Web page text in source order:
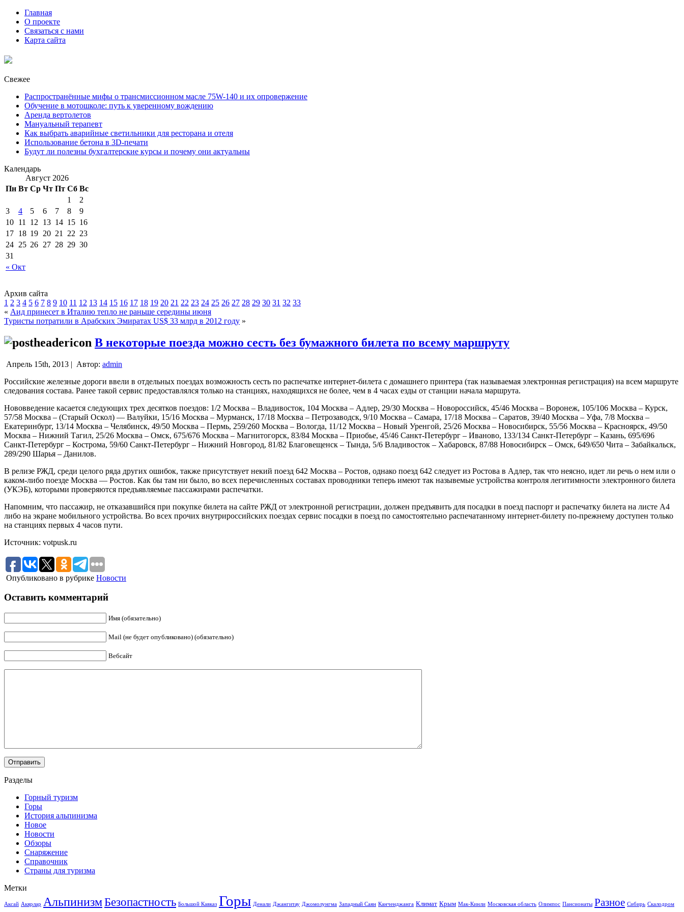
Главная
О проекте
Связаться с нами
Карта сайта
Свежее
Распространённые мифы о трансмиссионном масле 75W-140 и их опровержение
Обучение в мотошколе: путь к уверенному вождению
Аренда вертолетов
Мануальный терапевт
Как выбрать аварийные светильники для ресторана и отеля
Использование бетона в 3D-печати
Будут ли полезны бухгалтерские курсы и почему они актуальны
Календарь
Август 2026
Пн Вт Ср Чт Пт Сб Вс
« Окт
1
2
3
4 5 6 7 8
9
10 11 12 13 14 15 16
17 18 19 20 21 22 23
24 25 26 27 28 29 30
31
Архив сайта
1 2 3 4 5 6 7 8 9 10 11 12 13 14 15 16 17 18 19 20 21 22 23 24 25 26 27 28 29 30 31 32 33
« Аид принесет в Италию тепло не раньше середины июня
Туристы потратили в Арабских Эмиратах US$ 33 млрд в 2012 году »
В некоторые поезда можно сесть без бумажного билета по всему маршруту
Апрель 15th, 2013 | Автор: admin
Российские железные дороги ввели в отдельных поездах возможность сесть по распечатке интернет-билета с домашнего принтера (так называемая электронная регистрация) на всем маршруте
следования состава. Ранее такой сервис предоставлялся только на станциях, находящихся не более, чем в 4 часах езды от станции начала маршрута.
Нововведение касается следующих трех десятков поездов: 1/2 Москва – Владивосток, 104 Москва – Адлер, 29/30 Москва – Новороссийск, 45/46 Москва – Воронеж, 105/106 Москва – Курск,
57/58 Москва – (Старый Оскол) — Валуйки, 15/16 Москва – Мурманск, 17/18 Москва – Петрозаводск, 9/10 Москва – Самара, 17/18 Москва – Саратов, 39/40 Москва – Уфа, 7/8 Москва –
Екатеринбург, 13/14 Москва – Челябинск, 49/50 Москва – Пермь, 259/260 Москва – Вологда, 11/12 Москва – Новый Уренгой, 25/26 Москва – Новосибирск, 55/56 Москва – Красноярск, 49/50
Москва – Нижний Тагил, 25/26 Москва – Омск, 675/676 Москва – Магнитогорск, 83/84 Москва – Приобье, 45/46 Санкт-Петербург – Иваново, 133/134 Санкт-Петербург – Казань, 695/696
Санкт-Петербург – Кострома, 59/60 Санкт-Петербург – Нижний Новгород, 81/82 Благовещенск – Тында, 5/6 Владивосток – Хабаровск, 87/88 Новосибирск – Омск, 649/650 Чита – Забайкальск,
289/290 Шарья – Данилов.
В релизе РЖД, среди целого ряда других ошибок, также присутствует некий поезд 642 Москва – Ростов, однако поезд 642 следует из Ростова в Адлер, так что неясно, идет ли речь о нем или о
каком-либо поезде Москва — Ростов. Как бы там ни было, во всех перечисленных составах проводники теперь имеют так назывемые устройства контроля легитимности электронного билета
(УКЭБ), которыми проверяются предъявляемые пассажирами распечатки.
Напомним, что пассажир, не отказавшийся при покупке билета на сайте РЖД от электронной регистрации, должен предъявить для посадки в поезд паспорт и распечатку билета на листе А4
либо на экране мобильного устройства. Во всех прочих внутрироссийских поездах сервис посадки в поезд по самостоятельно распечатанному интернет-билету по-прежнему доступен только
на станциях первых 4 часов пути.
Источник: votpusk.ru
Опубликовано в рубрике Новости
Оставить комментарий
Имя (обязательно)
Mail (не будет опубликовано) (обязательно)
Вебсайт
Разделы
Горный туризм
Горы
История альпинизма
Новое
Новости
Обзоры
Снаряжение
Справочник
Страны для туризма
Метки
Аксай Акярлар АльпинизмБезопастность Большой Кавказ Горы Денали Джангитау Джомолунгма Западный Саян Канченджанга Климат Крым Мак-Кинли Московская область Олимпос Пансионаты Разное Сибирь Скалодром